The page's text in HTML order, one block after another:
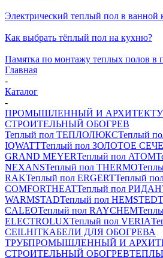
Электрический теплый пол в ванной
Как выбрать тёплый пол на кухню?
Памятка по монтажу теплых полов в
Главная
-
Каталог
-
ПРОМЫШЛЕННЫЙ И
СТРОИТЕЛЬНЫЙ ОБОГРЕВ
Теплый пол ТЕПЛОЛЮКСТеплый
IQWATTТеплый пол ЗОЛОТОЕ
GRAND MEYERТеплый пол ATOM
NEXANSТеплый пол THERMO
RAKТеплый пол ERGERTТеплый
COMFORTHEATТеплый пол РИДАН
WARMSTADТеплый пол HEMSTEDT
CALEOТеплый пол RAYCHEM
ELECTROLUXТеплый пол VERIA
CEILHITКАБЕЛИ ДЛЯ ОБОГРЕВА
ТРУБПРОМЫШЛЕННЫЙ И
СТРОИТЕЛЬНЫЙ ОБОГРЕВ